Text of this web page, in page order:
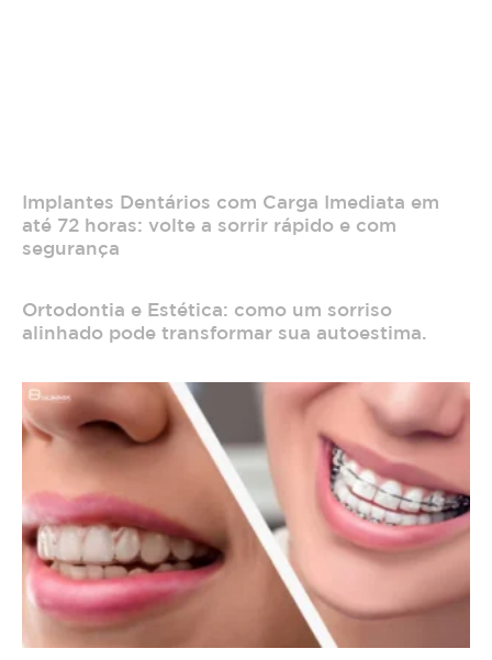
Implantes Dentários com Carga Imediata em
até 72 horas: volte a sorrir rápido e com
segurança
Ortodontia e Estética: como um sorriso
alinhado pode transformar sua autoestima.